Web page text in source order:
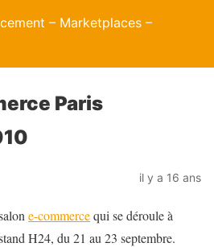
– Marketplaces –
Paris
il y a 16 ans
e-commercequi se déroule à
H24, du 21 au 23 septembre.